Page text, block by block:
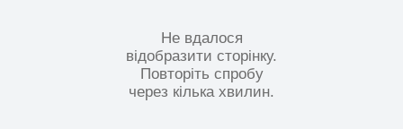
Не вдалося
відобразити сторінку.
Повторіть спробу
через кілька хвилин.